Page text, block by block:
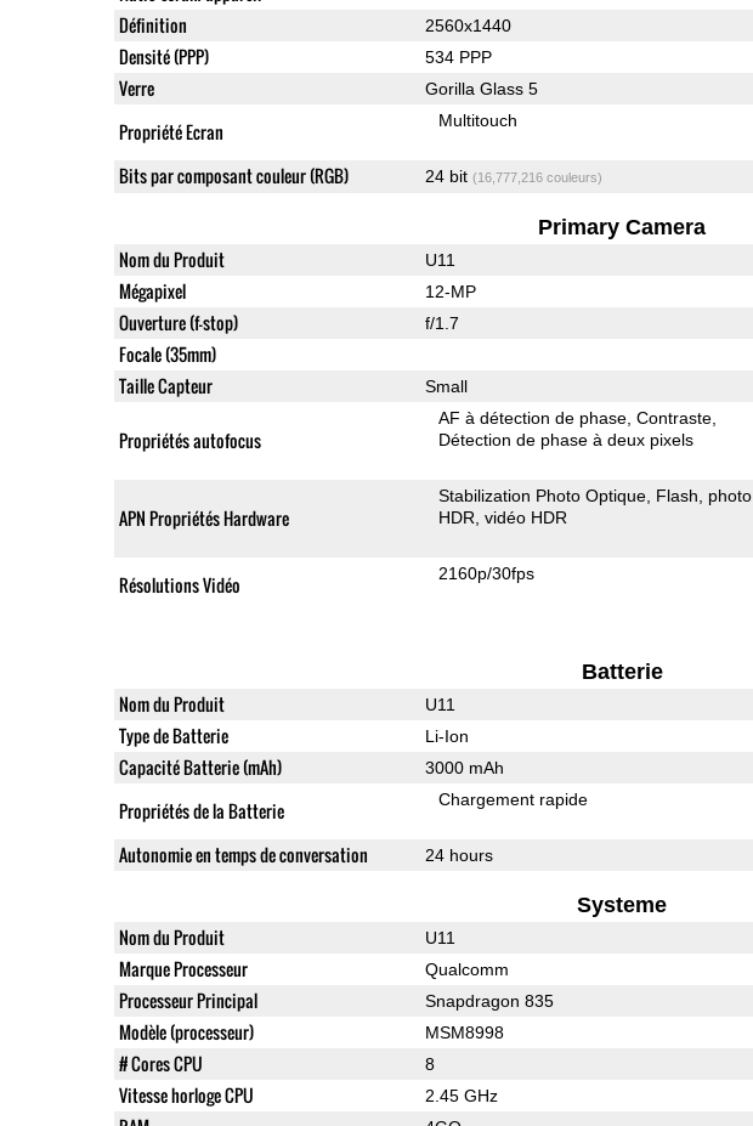
Définition 2560x1440
Densité (PPP) 534 PPP
Verre Gorilla Glass 5
Propriété Ecran Multitouch
Bits par composant couleur (RGB) 24 bit (16,777,216 couleurs)
Primary Camera
Nom du Produit U11
Mégapixel 12-MP
Ouverture (f-stop) f/1.7
Focale (35mm)
Taille Capteur Small
Propriétés autofocus
AF à détection de phase Contraste
Détection de phase à deux pixels
APN Propriétés Hardware
Stabilization Photo Optique Flash
photo
HDR vidéo HDR
Résolutions Vidéo 2160p/30fps
Batterie
Nom du Produit U11
Type de Batterie Li-Ion
Capacité Batterie (mAh) 3000 mAh
Propriétés de la Batterie Chargement rapide
Autonomie en temps de conversation 24 hours
Systeme
Nom du Produit U11
Marque Processeur Qualcomm
Processeur Principal Snapdragon 835
Modèle (processeur) MSM8998
# Cores CPU 8
Vitesse horloge CPU 2.45 GHz